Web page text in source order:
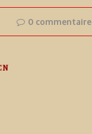
0 commentaire